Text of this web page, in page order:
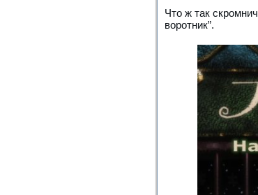
Что ж так
воротник”.